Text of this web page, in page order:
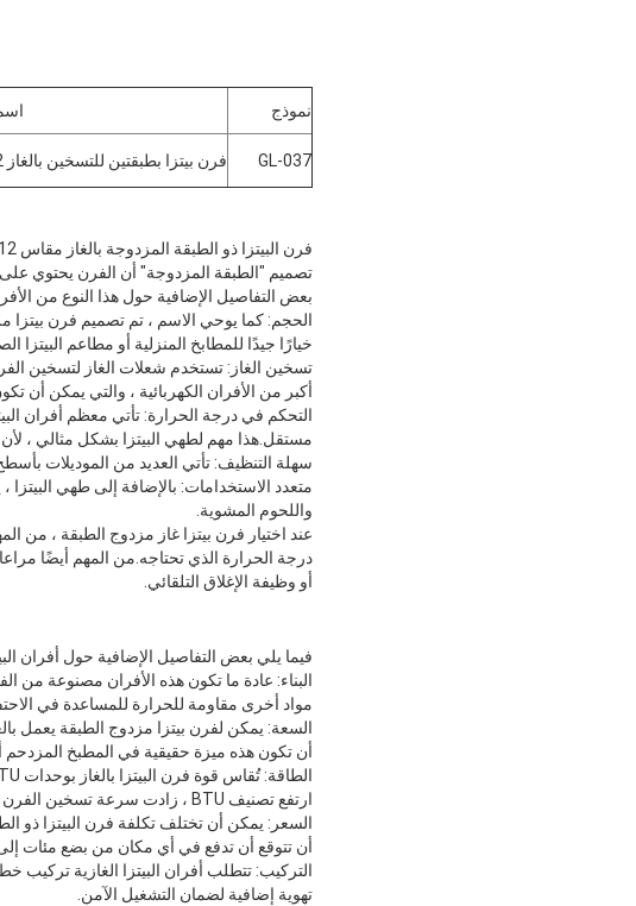
نموذج
GL-037 فرن بيتزا بطبقتين للتسخين بالغاز 12 بوصة
تصميم "الطبقة المزدوجة" أن الفرن يحتوي
بعض التفاصيل الإضافية حول هذا النوع من
خيارًا جيدًا للمطابخ المنزلية أو مطاعم البيتزا
تسخين الغاز: تستخدم شعلات الغاز لتسخين
أكبر من الأفران الكهربائية ، والتي يمكن أن
التحكم في درجة الحرارة: تأتي معظم أفران
مستقل.هذا مهم لطهي البيتزا بشكل مثالي ،
سهلة التنظيف: تأتي العديد من الموديلات
متعدد الاستخدامات: بالإضافة إلى طهي
واللحوم المشوية.
عند اختيار فرن بيتزا غاز مزدوج الطبقة ، من
درجة الحرارة الذي تحتاجه.من المهم أيضًا
أو وظيفة الإغلاق التلقائي.
فيما يلي بعض التفاصيل الإضافية حول أفران
البناء: عادة ما تكون هذه الأفران مصنوعة من
مواد أخرى مقاومة للحرارة للمساعدة في
أن تكون هذه ميزة حقيقية في المطبخ المزدحم
ارتفع تصنيف BTU ، زادت سرعة تسخين الفرن وطهي البيتزا.تحتوي معظم أفران البيتزا الغازية على تصنيف BTU يتراوح بين 20000 و 30.000.
أن تتوقع أن تدفع في أي مكان من بضع مئات
التركيب: تتطلب أفران البيتزا الغازية
تهوية إضافية لضمان التشغيل الآمن.